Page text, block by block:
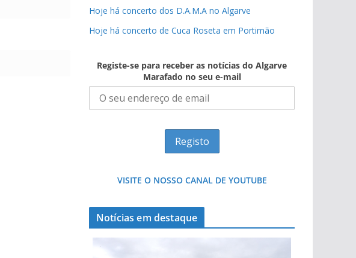
Hoje há concerto dos D.A.M.A no Algarve
Hoje há concerto de Cuca Roseta em Portimão
Registe-se para receber as notícias do Algarve
Marafado no seu e-mail
VISITE O NOSSO CANAL DE YOUTUBE
Notícias em destaque